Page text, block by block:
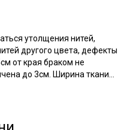
утолщения нитей,
другого цвета, дефекты
от края браком не
до 3см. Ширина ткани